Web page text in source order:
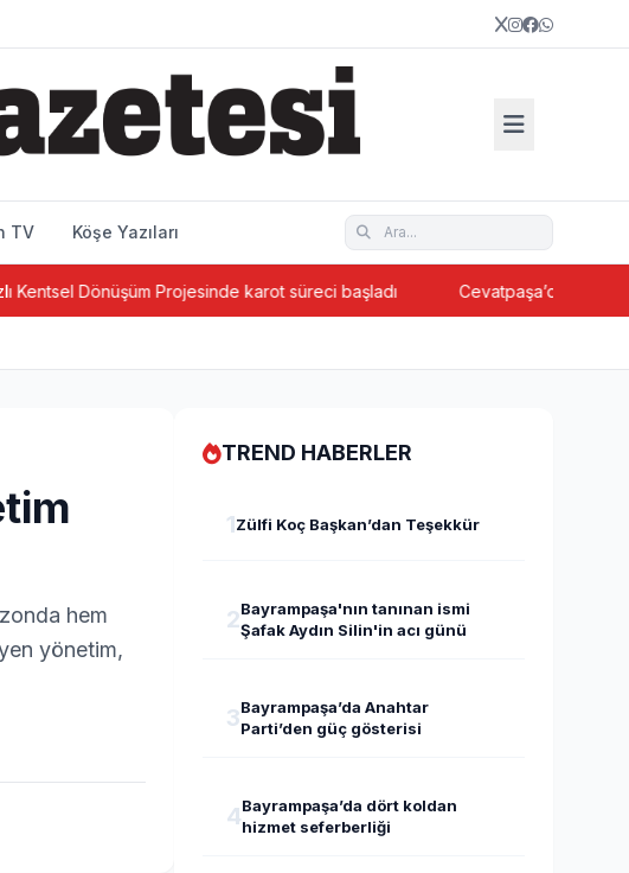
TV Köşe Yazıları
Projesinde karot süreci başladı Cevatpaşa’da ada bazlı kentsel
hem
yönetim,
TREND HABERLER
1Zülfi Koç Başkan’dan Teşekkür
2Bayrampaşa'nın tanınan ismi
Şafak Aydın Silin'in acı günü
3Bayrampaşa’da Anahtar
Parti’den güç gösterisi
4Bayrampaşa’da dört koldan
hizmet seferberliği